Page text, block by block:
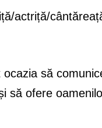
actriță/
să
să ofere